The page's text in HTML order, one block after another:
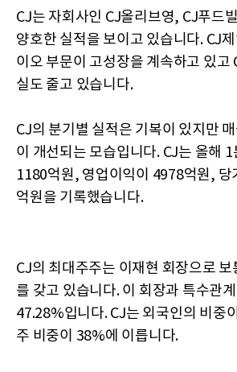
CJ는 자회사인 CJ올리브영, CJ푸드
양호한 실적을 보이고 있습니다. CJ
이오 부문이 고성장을 계속하고 있고
실도 줄고 있습니다.
CJ의 분기별 실적은 기복이 있지만
이 개선되는 모습입니다. CJ는 올해
1180억원, 영업이익이 4978억원, 당
억원을 기록했습니다.
CJ의 최대주주는 이재현 회장으로
를 갖고 있습니다. 이 회장과 특수관
47.28%입니다. CJ는 외국인의 비중
주 비중이 38%에 이릅니다.